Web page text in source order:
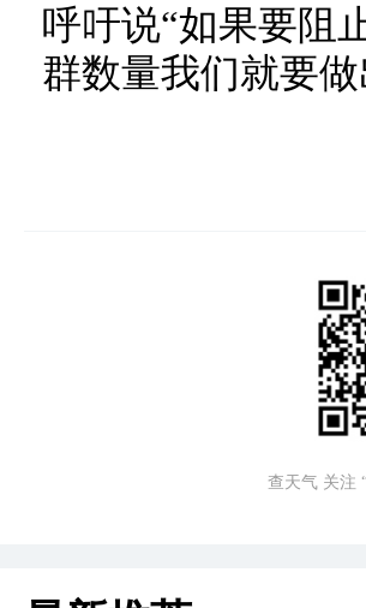
呼吁说“如果要阻
群数量我们就要
查天气 关注